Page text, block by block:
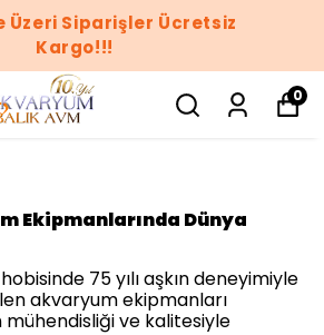
Üzeri Siparişler Ücretsiz
Kargo!!!
0
Ekipmanlarında Dünya
75 yılı aşkın deneyimiyle
akvaryum ekipmanları
mühendisliği ve kalitesiyle